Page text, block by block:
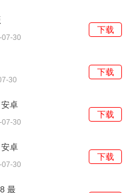
07-30
下载
30
下载
卓
07-30
下载
卓
07-30
下载
最